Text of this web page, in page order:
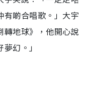
有啲合唱歌。」大宇
轉地球》，他開心說
幻。」